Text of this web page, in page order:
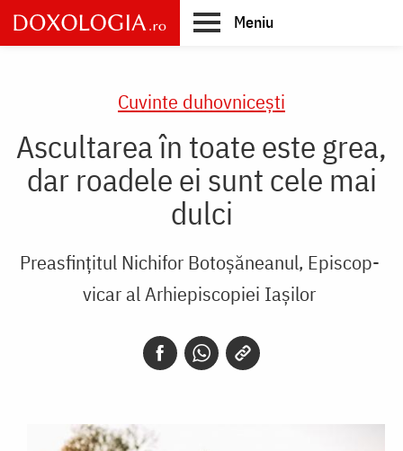
Skip
to
main
Meniu
Cuvinte duhovnicești
Ascultarea în toate este grea,
dar roadele ei sunt cele mai
dulci
Preasfințitul Nichifor Botoșăneanul, Episcop-
vicar al Arhiepiscopiei Iașilor